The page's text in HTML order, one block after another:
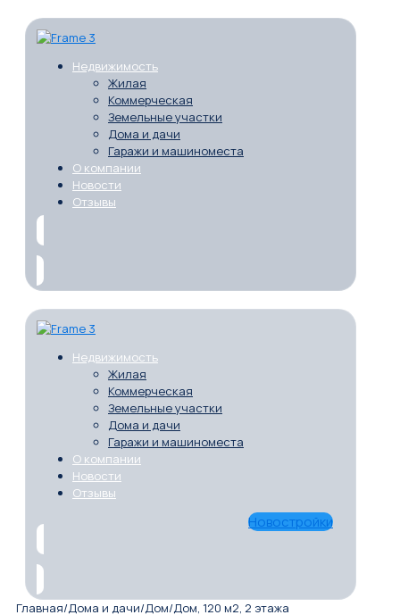
Недвижимость
Жилая
Коммерческая
Земельные участки
Дома и дачи
Гаражи и машиноместа
О компании
Новости
Отзывы
Недвижимость
Жилая
Коммерческая
Земельные участки
Дома и дачи
Гаражи и машиноместа
О компании
Новости
Отзывы
Новостройки
Главная/Дома и дачи/Дом/Дом, 120 м2, 2 этажа